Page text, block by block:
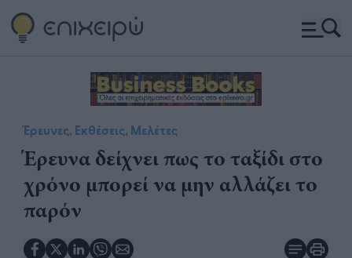
Έρευνες, Εκθέσεις, Μελέτες
Έρευνα δείχνει πως το ταξίδι στο
χρόνο μπορεί να μην αλλάζει το
παρόν